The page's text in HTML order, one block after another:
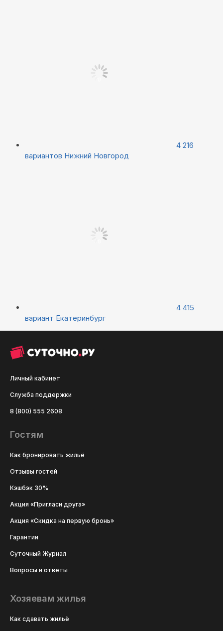
4 216
вариантов Нижний Новгород
4 415
вариант Екатеринбург
Личный кабинет
Служба поддержки
8 (800) 555 2608
Гостям
Как бронировать жильё
Отзывы гостей
Кэшбэк 30%
Акция «Пригласи друга»
Акция «Скидка на первую бронь»
Гарантии
Суточный Журнал
Вопросы и ответы
Хозяевам жилья
Как сдавать жильё